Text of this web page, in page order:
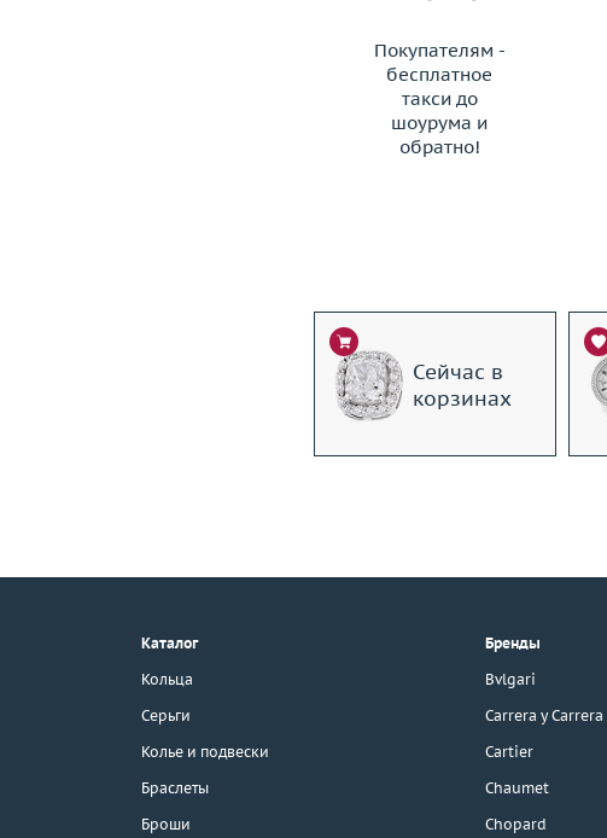
г. Москва, Тихвинский пер., д. 7,
3D-тур по шоуруму
Покупателям -
бесплатное
такси до
шоурума и
обратно!
ЗАКАЗАТЬ ТАКСИ
Сейчас в
корзинах
Каталог
Кольца
Серьги
Колье и подвески
Браслеты
Броши
Бренды
Bvlgari
Carrera y Carrera
Cartier
Chaumet
Chopard